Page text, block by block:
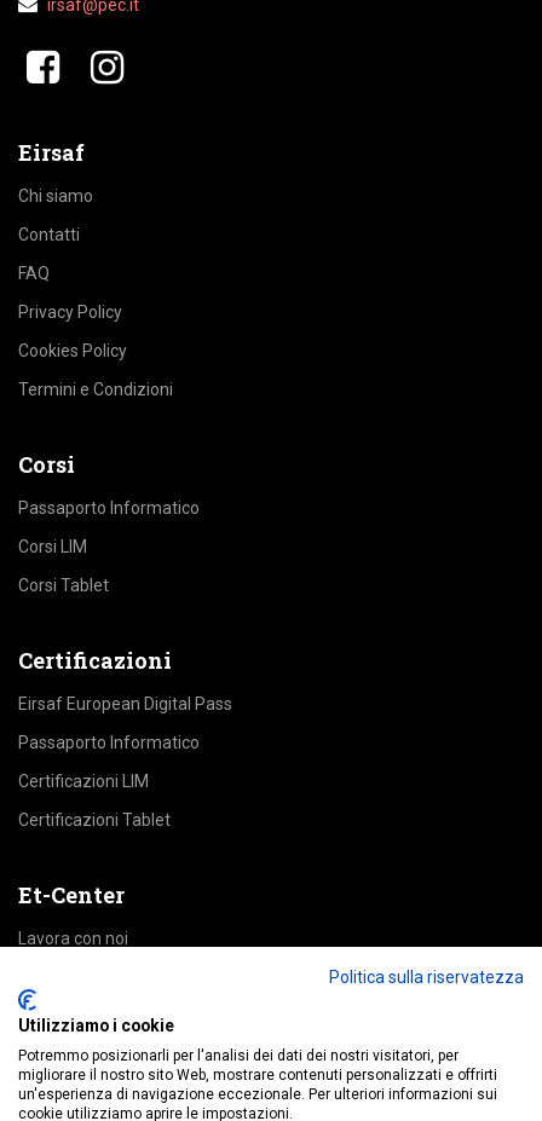
irsaf@pec.it
Eirsaf
Chi siamo
Contatti
FAQ
Privacy Policy
Cookies Policy
Termini e Condizioni
Corsi
Passaporto Informatico
Corsi LIM
Corsi Tablet
Certificazioni
Eirsaf European Digital Pass
Passaporto Informatico
Certificazioni LIM
Certificazioni Tablet
Et-Center
Lavora con noi
Accedi alle piattaforme
Education
Politica sulla riservatezza
Utilizziamo i cookie
Potremmo posizionarli per l'analisi dei dati dei nostri visitatori, per
migliorare il nostro sito Web, mostrare contenuti personalizzati e offrirti
un'esperienza di navigazione eccezionale. Per ulteriori informazioni sui
cookie utilizziamo aprire le impostazioni.